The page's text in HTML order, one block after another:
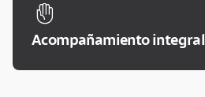
Acompañamiento integral
hand-holding